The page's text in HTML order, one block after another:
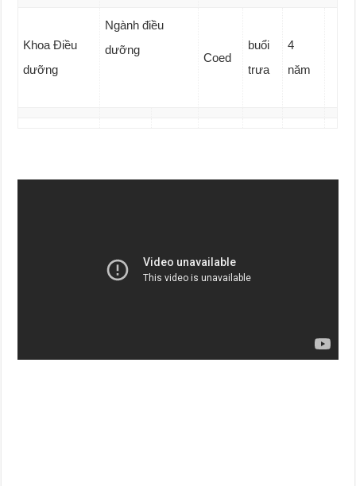
Khoa Điều
dưỡng
Ngành điều
dưỡng
Coed
buổi
trưa
4
năm